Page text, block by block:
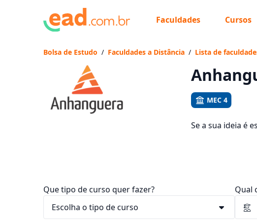
Faculdades Cursos
Vamos te
Bolsa de Estudo / Faculdades a Distância / Lista de
MEC 4
Se a sua ideia é
Que tipo de curso quer fazer? Qual